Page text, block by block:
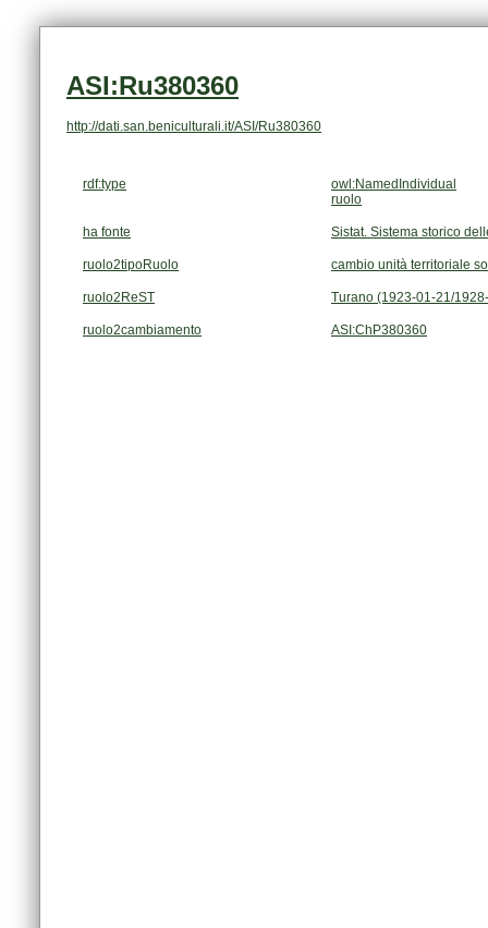
ASI:Ru380360
http://dati.san.beniculturali.it/ASI/Ru380360
rdf:type
owl:NamedIndividual
ruolo
ha fonte Sistat. Sistema storico
ruolo2tipoRuolo cambio unità territoriale
ruolo2ReST Turano (1923-01-21/
ruolo2cambiamento ASI:ChP380360